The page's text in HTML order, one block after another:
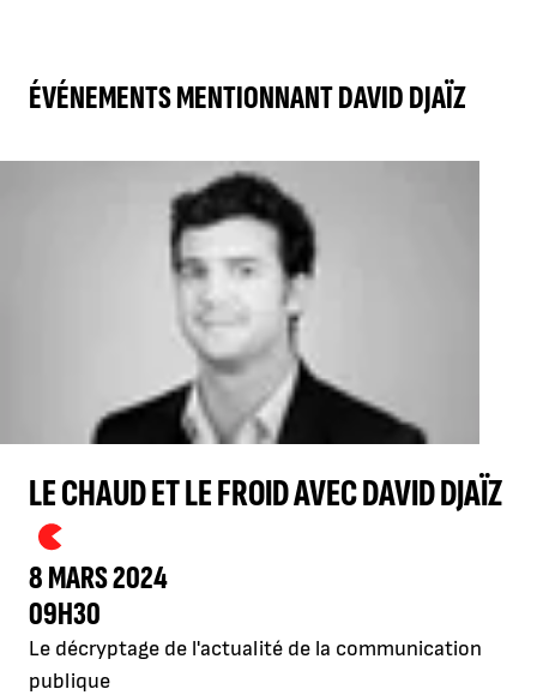
ÉVÉNEMENTS MENTIONNANT DAVID DJAÏZ
LE CHAUD ET LE FROID AVEC DAVID DJAÏZ
8 MARS 2024
09H30
Le décryptage de l'actualité de la communication
publique